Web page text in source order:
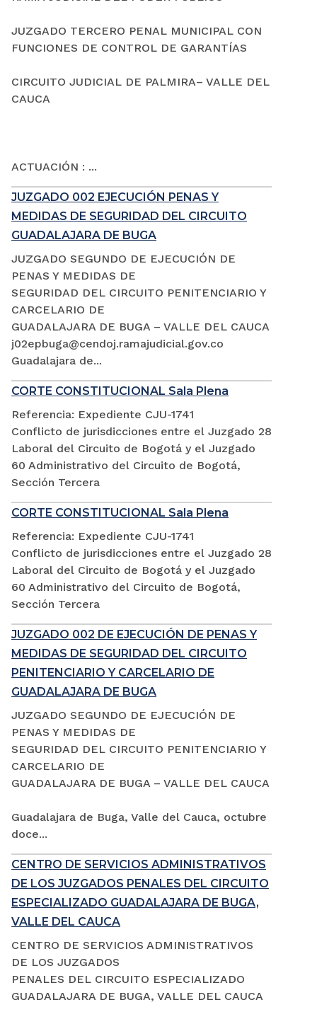
JUZGADO TERCERO PENAL MUNICIPAL CON
FUNCIONES DE CONTROL DE GARANTÍAS
CIRCUITO JUDICIAL DE PALMIRA– VALLE DEL
CAUCA
ACTUACIÓN : ...
JUZGADO 002 EJECUCIÓN PENAS Y
MEDIDAS DE SEGURIDAD DEL CIRCUITO
GUADALAJARA DE BUGA
JUZGADO SEGUNDO DE EJECUCIÓN DE
PENAS Y MEDIDAS DE
SEGURIDAD DEL CIRCUITO PENITENCIARIO Y
CARCELARIO DE
GUADALAJARA DE BUGA – VALLE DEL CAUCA
j02epbuga@cendoj.ramajudicial.gov.co
Guadalajara de...
CORTE CONSTITUCIONAL Sala Plena
Referencia: Expediente CJU-1741
Conflicto de jurisdicciones entre el Juzgado 28
Laboral del Circuito de Bogotá y el Juzgado
60 Administrativo del Circuito de Bogotá,
Sección Tercera
CORTE CONSTITUCIONAL Sala Plena
Referencia: Expediente CJU-1741
Conflicto de jurisdicciones entre el Juzgado 28
Laboral del Circuito de Bogotá y el Juzgado
60 Administrativo del Circuito de Bogotá,
Sección Tercera
JUZGADO 002 DE EJECUCIÓN DE PENAS Y
MEDIDAS DE SEGURIDAD DEL CIRCUITO
PENITENCIARIO Y CARCELARIO DE
GUADALAJARA DE BUGA
JUZGADO SEGUNDO DE EJECUCIÓN DE
PENAS Y MEDIDAS DE
SEGURIDAD DEL CIRCUITO PENITENCIARIO Y
CARCELARIO DE
GUADALAJARA DE BUGA – VALLE DEL CAUCA
Guadalajara de Buga, Valle del Cauca, octubre
doce...
CENTRO DE SERVICIOS ADMINISTRATIVOS
DE LOS JUZGADOS PENALES DEL CIRCUITO
ESPECIALIZADO GUADALAJARA DE BUGA,
VALLE DEL CAUCA
CENTRO DE SERVICIOS ADMINISTRATIVOS
DE LOS JUZGADOS
PENALES DEL CIRCUITO ESPECIALIZADO
GUADALAJARA DE BUGA, VALLE DEL CAUCA